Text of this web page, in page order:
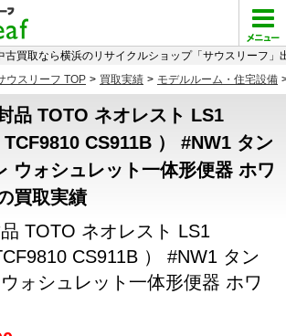
古買取なら横浜のリサイクルショップ「サウスリーフ」
ウスリーフ TOP > 買取実績 > モデルルーム・住宅設備
品 TOTO ネオレスト LS1
CS911B ） #NW1 タン
ウォシュレット一体形便器 ホワ
買取実績
TOTO ネオレスト LS1
CS911B ） #NW1 タン
ォシュレット一体形便器 ホワ